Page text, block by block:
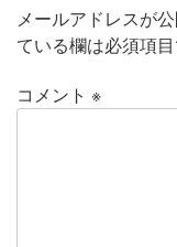
メールアドレスが
ている欄は必須項
コメント ※